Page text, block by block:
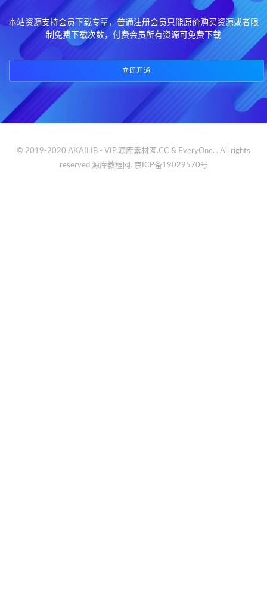
本站资源支持会员下载专享，普通注册会员只能原价购买资源或者限
制免费下载次数，付费会员所有资源可免费下载
立即开通
© 2019-2020 AKAILIB - VIP.源库素材网.CC & EveryOne. . All rights
reserved 源库教程网. 京ICP备19029570号